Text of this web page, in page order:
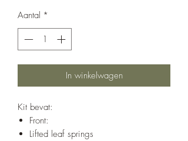
Aantal *
In winkelwagen
Kit bevat:
Front:
Lifted leaf springs